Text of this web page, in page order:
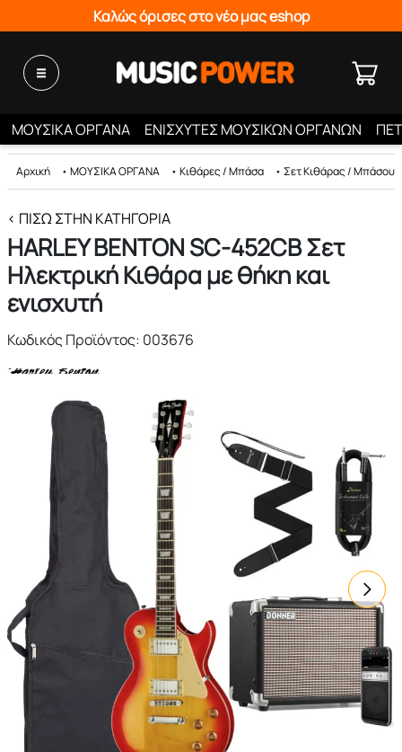
Καλώς όρισες στο νέο μας eshop
ΜΟΥΣΙΚΑ ΟΡΓΑΝΑ ΕΝΙΣΧΥΤΕΣ ΜΟΥΣΙΚΩΝ ΟΡΓΑΝΩΝ
Αρχική • ΜΟΥΣΙΚΑ ΟΡΓΑΝΑ • Κιθάρες / Μπάσα • Σετ Κιθάρας / Μπάσου
< ΠΊΣΩ ΣΤΗΝ ΚΑΤΗΓΟΡΊΑ
HARLEY BENTON SC-452CB Σετ
Ηλεκτρική Κιθάρα με θήκη και
ενισχυτή
Κωδικός Προϊόντος: 003676